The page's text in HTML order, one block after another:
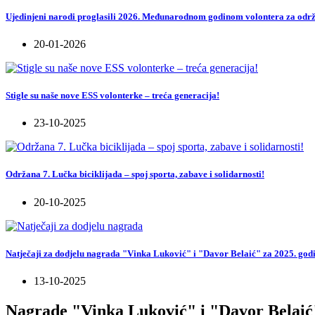
Ujedinjeni narodi proglasili 2026. Međunarodnom godinom volontera za
20-01-2026
Stigle su naše nove ESS volonterke – treća generacija!
23-10-2025
Održana 7. Lučka biciklijada – spoj sporta, zabave i solidarnosti!
20-10-2025
Natječaji za dodjelu nagrada "Vinka Luković" i "Davor Belaić" za 2025.
13-10-2025
Nagrade "Vinka Luković" i "Davor